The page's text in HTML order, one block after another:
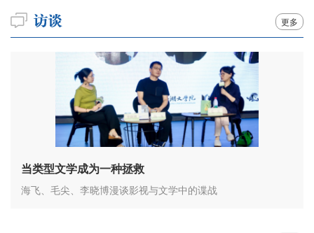
更多
当类型文学成为一种拯救
海飞、毛尖、李晓博漫谈影视与文学中的谍战